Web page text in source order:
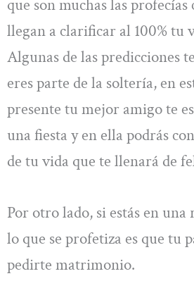
que son muchas las profecías
llegan a clarificar al 100% tu
Algunas de las predicciones
eres parte de la soltería, en
presente tu mejor amigo te
una fiesta y en ella podrás
de tu vida que te llenará de
Por otro lado, si estás en
lo que se profetiza es que tu
pedirte matrimonio.